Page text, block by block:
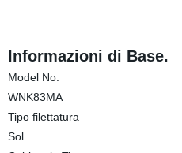
Informazioni di Base.
Model No.
WNK83MA
Tipo filettatura
Sol